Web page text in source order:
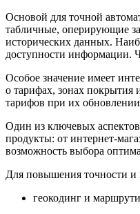
Основой для точной
табличные, оперирующие
исторических данных.
доступности информации.
Особое значение имеет
о тарифах, зонах покрытия
тарифов при их
Один из ключевых
продукты: от интернет-
возможность выбора
Для повышения точности и
геокодинг и